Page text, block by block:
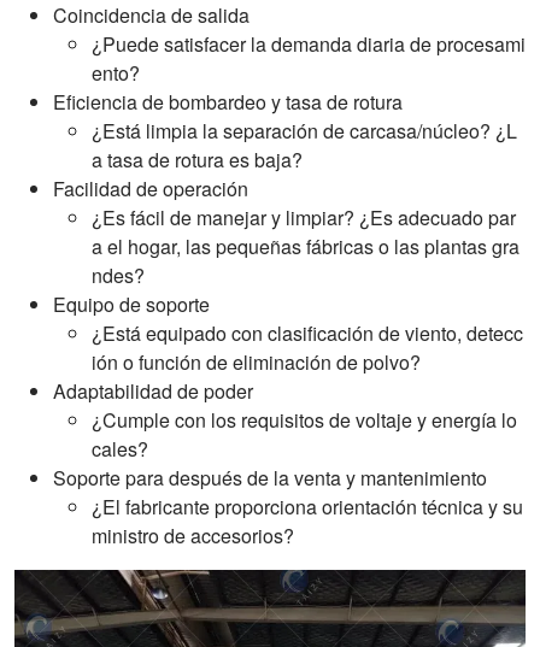
Coincidencia de salida
¿Puede satisfacer la demanda diaria de procesami
ento?
Eficiencia de bombardeo y tasa de rotura
¿Está limpia la separación de carcasa/núcleo? ¿L
a tasa de rotura es baja?
Facilidad de operación
¿Es fácil de manejar y limpiar? ¿Es adecuado par
a el hogar, las pequeñas fábricas o las plantas gra
ndes?
Equipo de soporte
¿Está equipado con clasificación de viento, detecc
ión o función de eliminación de polvo?
Adaptabilidad de poder
¿Cumple con los requisitos de voltaje y energía lo
cales?
Soporte para después de la venta y mantenimiento
¿El fabricante proporciona orientación técnica y su
ministro de accesorios?